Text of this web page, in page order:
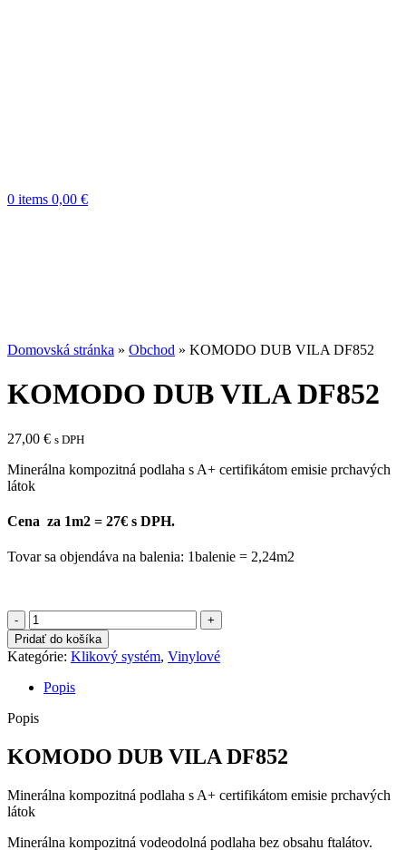
0 items 0,00 €
Domovská stránka » Obchod » KOMODO DUB VILA DF852
KOMODO DUB VILA DF852
27,00 € s DPH
Minerálna kompozitná podlaha s A+ certifikátom emisie prchavých
látok
Cena za 1m2 = 27€ s DPH.
Tovar sa objendáva na balenia: 1balenie = 2,24m2
množstvo
KOMODO
DUB
VILA
DF852
Pridať do košíka
Kategórie: Klikový systém, Vinylové
Popis
Popis
KOMODO DUB VILA DF852
Minerálna kompozitná podlaha s A+ certifikátom emisie prchavých
látok
Minerálna kompozitná vodeodolná podlaha bez obsahu ftalátov.